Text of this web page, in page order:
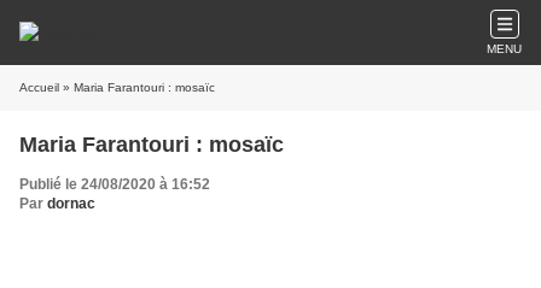
MENU
Accueil » Maria Farantouri : mosaïc
Maria Farantouri : mosaïc
Publié le 24/08/2020 à 16:52
Par dornac